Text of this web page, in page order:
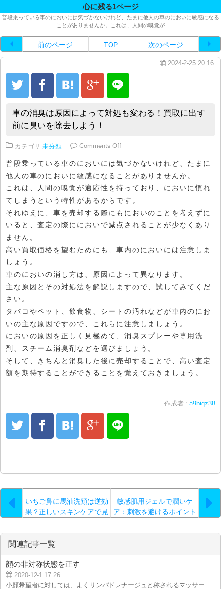
心に残る1ページ
普段乗っている車のにおいには気づかないけれど、たまに他人の車のにおいに敏感になる
ことがありませんか。これは、人間の嗅覚が
前のページ TOP 次のページ
2024-2-25 20:16
車の消臭は原因によって対処も変わる！買取に出す
前に臭いを除去しよう！
カテゴリ 未分類 Comments Offon 車の消臭は原因によって対処
普段乗っている車のにおいには気づかないけれど、たまに
他人の車のにおいに敏感になることがありませんか。
これは、人間の嗅覚が適応性を持っており、においに慣れ
てしまうという特性があるからです。
それゆえに、車を売却する際にもにおいのことを考えずに
いると、査定の際ににおいで減点されることが少なくあり
ません。
高い買取価格を望むためにも、車内のにおいには注意しま
しょう。
車のにおいの消し方は、原因によって異なります。
主な原因とその対処法を解説しますので、試してみてくだ
さい。
タバコやペット、飲食物、シートの汚れなどが車内のにお
いの主な原因ですので、これらに注意しましょう。
においの原因を正しく見極めて、消臭スプレーや専用洗
剤、スチーム消臭剤などを選びましょう。
そして、きちんと消臭した後に売却することで、高い査定
額を期待することができることを覚えておきましょう。
作成者 : a9biqz38
いちご鼻に馬油洗顔は逆効
果？正しいスキンケアで見
敏感肌用ジェルで潤いケ
ア：刺激を避けるポイント
関連記事一覧
顔の非対称状態を正す
2020-12-1 17:26
小顔希望者に対しては、よくリンパドレナージュと称されるマッサージが